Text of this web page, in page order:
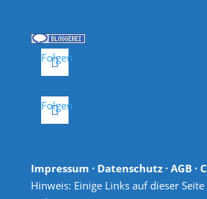
Folgen
Folgen
Impressum · Datenschutz· AGB·
Hinweis: Einige Links auf dieser